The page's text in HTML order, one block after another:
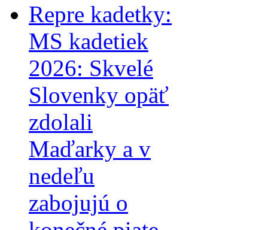
Repre kadetky:
MS kadetiek
2026: Skvelé
Slovenky opäť
zdolali
Maďarky a v
nedeľu
zabojujú o